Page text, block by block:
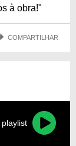
à obra!"
COMPARTILHAR